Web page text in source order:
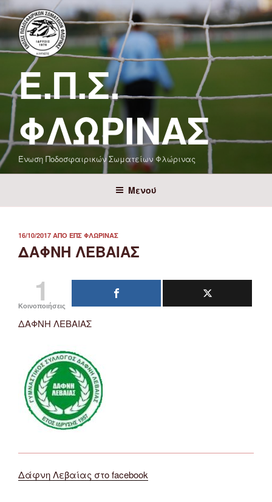
Μετάβαση
στο
περιεχόμενο
Ε.Π.Σ.
ΦΛΏΡΙΝΑΣ
Ένωση Ποδοσφαιρικών Σωματείων Φλώρινας
Μενού
ΔΗΜΟΣΙΕΎΤΗΚΕ
ΣΤΙΣ
16/10/2017 ΑΠΌ ΕΠΣ ΦΛΏΡΙΝΑΣ
ΔΑΦΝΗ ΛΕΒΑΙΑΣ
1
Κοινοποιήσεις
ΔΑΦΝΗ ΛΕΒΑΙΑΣ
Δάφνη Λεβαίας στο facebook